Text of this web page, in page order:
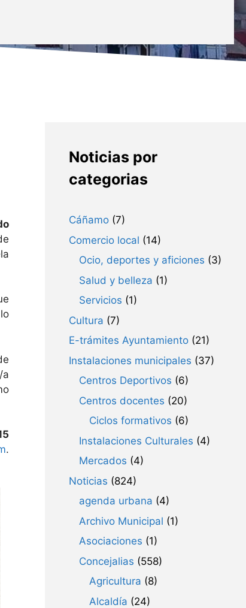
.
Noticias por
categorias
Cáñamo (7)
Comercio local (14)
Ocio, deportes y aficiones (3)
Salud y belleza (1)
Servicios (1)
Cultura (7)
E-trámites Ayuntamiento (21)
Instalaciones municipales (37)
Centros Deportivos (6)
Centros docentes (20)
Ciclos formativos (6)
Instalaciones Culturales (4)
Mercados (4)
Noticias (824)
agenda urbana (4)
Archivo Municipal (1)
Asociaciones (1)
Concejalias (558)
Agricultura (8)
Alcaldía (24)